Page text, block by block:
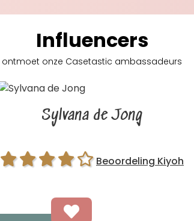
Influencers
ontmoet onze Casetastic ambassadeurs
Sylvana de Jong
Beoordeling Kiyoh